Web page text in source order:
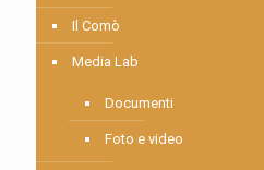
Il Comò
Media Lab
Documenti
Foto e video